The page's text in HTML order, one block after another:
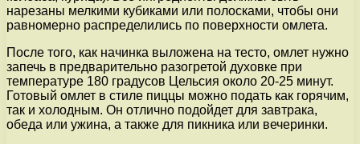
нарезаны мелкими кубиками или полосками, чтобы они
равномерно распределились по поверхности омлета.
После того, как начинка выложена на тесто, омлет нужно
запечь в предварительно разогретой духовке при
температуре 180 градусов Цельсия около 20-25 минут.
Готовый омлет в стиле пиццы можно подать как горячим,
так и холодным. Он отлично подойдет для завтрака,
обеда или ужина, а также для пикника или вечеринки.